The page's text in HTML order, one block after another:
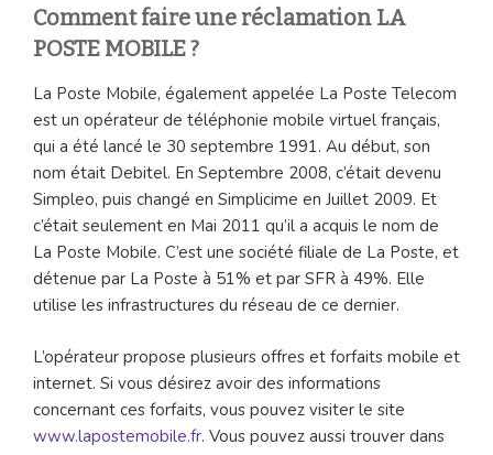
Comment faire une réclamation LA
POSTE MOBILE ?
La Poste Mobile, également appelée La Poste Telecom
est un opérateur de téléphonie mobile virtuel français,
qui a été lancé le 30 septembre 1991. Au début, son
nom était Debitel. En Septembre 2008, c’était devenu
Simpleo, puis changé en Simplicime en Juillet 2009. Et
c’était seulement en Mai 2011 qu’il a acquis le nom de
La Poste Mobile. C’est une société filiale de La Poste, et
détenue par La Poste à 51% et par SFR à 49%. Elle
utilise les infrastructures du réseau de ce dernier.
L’opérateur propose plusieurs offres et forfaits mobile et
internet. Si vous désirez avoir des informations
concernant ces forfaits, vous pouvez visiter le site
www.lapostemobile.fr. Vous pouvez aussi trouver dans